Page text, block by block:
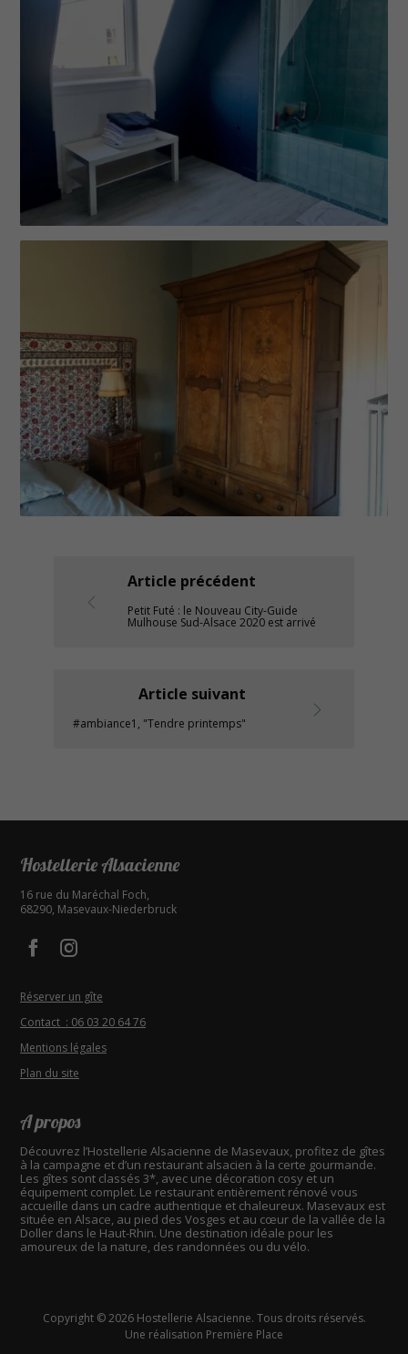
Article précédent
Petit Futé : le Nouveau City-Guide
Mulhouse Sud-Alsace 2020 est arrivé
Article suivant
#ambiance1, "Tendre printemps"
Hostellerie Alsacienne
16 rue du Maréchal Foch,
68290, Masevaux-Niederbruck
Facebook - Hostellerie Alsacienne
Instagram - Hostellerie Alsacienne
Réserver un gîte
Contact : 06 03 20 64 76
Mentions légales
Plan du site
A propos
Découvrez l’Hostellerie Alsacienne de Masevaux, profitez de gîtes
à la campagne et d’un restaurant alsacien à la certe gourmande.
Les gîtes sont classés 3*, avec une décoration cosy et un
équipement complet. Le restaurant entièrement rénové vous
accueille dans un cadre authentique et chaleureux. Masevaux est
située en Alsace, au pied des Vosges et au cœur de la vallée de la
Doller dans le Haut-Rhin. Une destination idéale pour les
amoureux de la nature, des randonnées ou du vélo.
Copyright © 2026 Hostellerie Alsacienne. Tous droits réservés.
Une réalisation Première Place